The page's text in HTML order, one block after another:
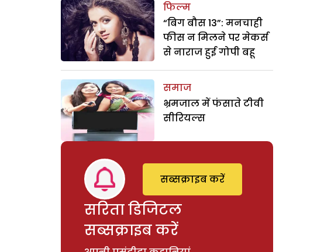
फिल्म
“बिग बौस 13”: मनचाही
फीस न मिलने पर मेकर्स
से नाराज हुई गोपी बहू
समाज
भ्रमजाल में फंसाते टीवी
सीरियल्स
सरिता डिजिटल
सब्सक्राइब करें
सब्सक्राइब करें